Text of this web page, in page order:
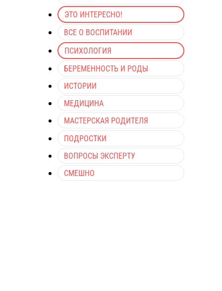
ЭТО ИНТЕРЕСНО!
ВСЕ О ВОСПИТАНИИ
ПСИХОЛОГИЯ
БЕРЕМЕННОСТЬ И РОДЫ
ИСТОРИИ
МЕДИЦИНА
МАСТЕРСКАЯ РОДИТЕЛЯ
ПОДРОСТКИ
ВОПРОСЫ ЭКСПЕРТУ
СМЕШНО